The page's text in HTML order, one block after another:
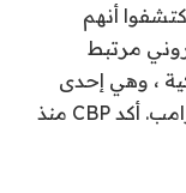
أنهم
مرتبط
، وهي إحدى
الوكالات التي تنفذ سياسة الهجرة في ترامب. أكد CBP منذ